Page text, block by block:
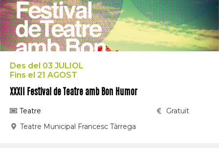
Des del 03 JULIOL
Fins el 21 AGOST
XXXII Festival de Teatre amb Bon Humor
Teatre
Gratuït
Teatre Municipal Francesc Tàrrega